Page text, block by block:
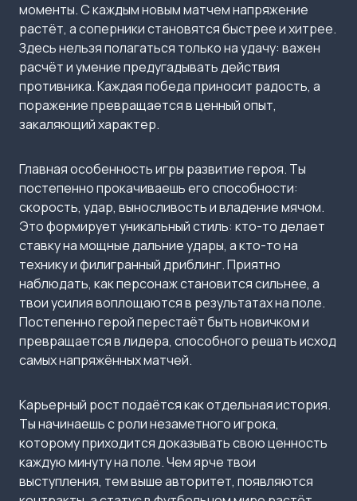
моменты. С каждым новым матчем напряжение
растёт, а соперники становятся быстрее и хитрее.
Здесь нельзя полагаться только на удачу: важен
расчёт и умение предугадывать действия
противника. Каждая победа приносит радость, а
поражение превращается в ценный опыт,
закаляющий характер.
Главная особенность игры развитие героя. Ты
постепенно прокачиваешь его способности:
скорость, удар, выносливость и владение мячом.
Это формирует уникальный стиль: кто-то делает
ставку на мощные дальние удары, а кто-то на
технику и филигранный дриблинг. Приятно
наблюдать, как персонаж становится сильнее, а
твои усилия воплощаются в результатах на поле.
Постепенно герой перестаёт быть новичком и
превращается в лидера, способного решать исход
самых напряжённых матчей.
Карьерный рост подаётся как отдельная история.
Ты начинаешь с роли незаметного игрока,
которому приходится доказывать свою ценность
каждую минуту на поле. Чем ярче твои
выступления, тем выше авторитет, появляются